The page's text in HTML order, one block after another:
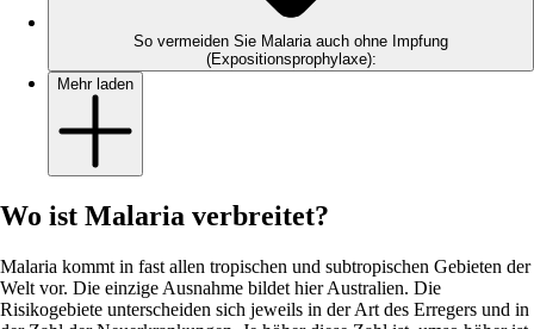
So vermeiden Sie Malaria auch ohne Impfung
(Expositionsprophylaxe):
Mehr laden
Wo ist Malaria verbreitet?
Malaria kommt in fast allen tropischen und subtropischen Gebieten der
Welt vor. Die einzige Ausnahme bildet hier Australien. Die
Risikogebiete unterscheiden sich jeweils in der Art des Erregers und in